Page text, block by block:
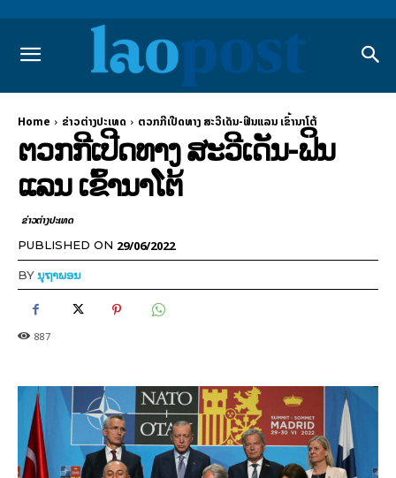
Home ຂ່າວຕ່າງປະເທດ ຕວກກີເປີດທາງ ສະວີເດັນ-ຟິນແລນ ເຂົ້ານາໂຕ້
ຕວກກີເປີດທາງ ສະວີເດັນ-ຟິນ
ແລນ ເຂົ້ານາໂຕ້
ຂ່າວຕ່າງປະເທດ
PUBLISHED ON 29/06/2022
BYນຸຖາພອນ
887